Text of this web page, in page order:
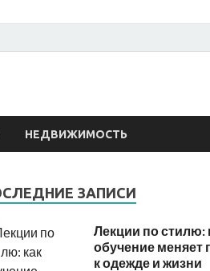
НЕДВИЖИМОСТЬ
ЗАПИСИ
Лекции по стилю:
обучение меняет
к одежде и жизни